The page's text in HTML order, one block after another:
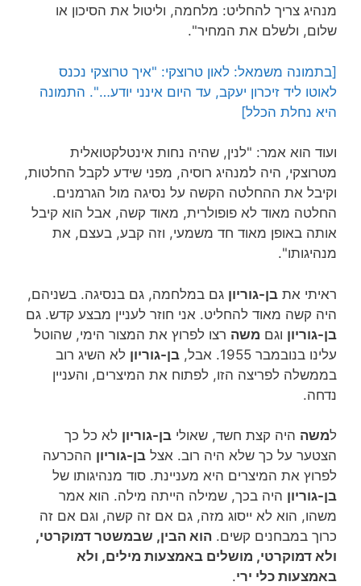
מנהיג צריך להחליט: מלחמה, וליטול את הסיכון או
שלום, ולשלם את המחיר".
[בתמונה משמאל: לאון טרוצקי: "איך טרוצקי נכנס
לאוטו ליד זיכרון יעקב, עד היום אינני יודע…". התמונה
היא נחלת הכלל]
ועוד הוא אמר: "לנין, שהיה נחות אינטלקטואלית
מטרוצקי, היה למנהיג רוסיה, מפני שידע לקבל החלטות,
וקיבל את ההחלטה הקשה על נסיגה מול הגרמנים.
החלטה מאוד לא פופולרית, מאוד קשה, אבל הוא קיבל
אותה באופן מאוד חד משמעי, וזה קבע, בעצם, את
מנהיגותו".
ראיתי את בן-גוריון גם במלחמה, גם בנסיגה. בשניהם,
היה קשה מאוד להחליט. אני חוזר לעניין מבצע קדש. גם
בן-גוריון וגם משה רצו לפרוץ את המצור הימי, שהוטל
עלינו בנובמבר 1955. אבל,
בן-גוריון לא השיג רוב
בממשלה לפריצה הזו, לפתוח את המיצרים, והעניין
נדחה.
למשה היה קצת חשד, שאולי בן-גוריון לא כל כך
הצטער על כך שלא היה רוב. אצל בן-גוריון ההכרעה
לפרוץ את המיצרים היא מעניינת. סוד מנהיגותו של
בן-גוריון היה בכך, שמילה הייתה מילה. הוא אמר
משהו, הוא לא ייסוג מזה, גם אם זה קשה, וגם אם זה
כרוך במבחנים קשים. הוא הבין, שבמשטר דמוקרטי,
ולא דמוקרטי, מושלים באמצעות מילים, ולא
באמצעות כלי ירי.